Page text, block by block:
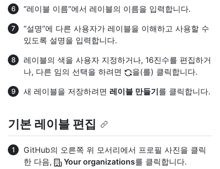
“레이블 이름”에서 레이블의 이름을 입력합니다.
“설명”에 다른 사용자가 레이블을 이해하고 사용할 수
있도록 설명을 입력합니다.
레이블의 색을 사용자 지정하거나, 16진수를 편집하거
나, 다른 임의 선택을 하려면
을(를) 클릭합니다.
새 레이블을 저장하려면 레이블 만들기를 클릭합니다.
기본 레이블 편집
GitHub의 오른쪽 위 모서리에서 프로필 사진을 클릭
한 다음,
Your organizations를 클릭합니다.